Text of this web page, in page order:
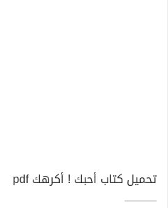
تحميل كتاب أحبك ! أكرهك pdf